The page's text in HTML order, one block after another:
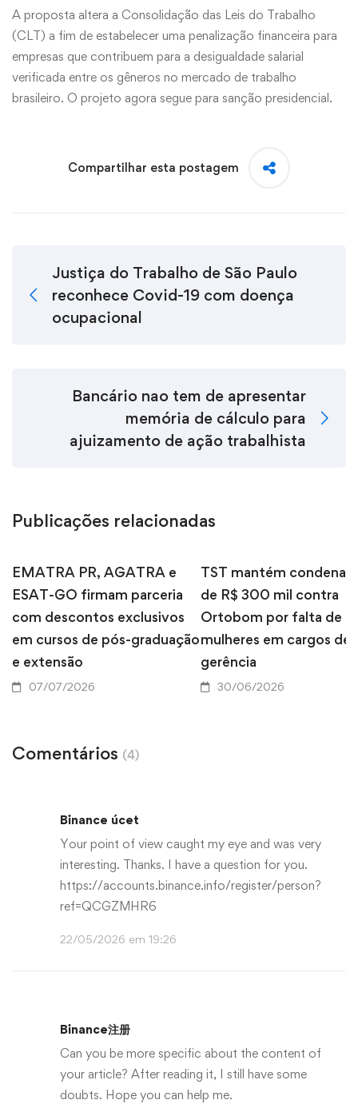
A proposta altera a Consolidação das Leis do Trabalho
(CLT) a fim de estabelecer uma penalização financeira para
empresas que contribuem para a desigualdade salarial
verificada entre os gêneros no mercado de trabalho
brasileiro. O projeto agora segue para sanção presidencial.
Compartilhar esta postagem
Justiça do Trabalho de São Paulo
reconhece Covid-19 com doença
ocupacional
Bancário nao tem de apresentar
memória de cálculo para
ajuizamento de ação trabalhista
Publicações relacionadas
EMATRA PR, AGATRA e
ESAT-GO firmam parceria
com descontos exclusivos
em cursos de pós-graduação
e extensão
07/07/2026
TST mantém
de R$ 300 mil contra
Ortobom por falta de
mulheres em cargos de
gerência
30/06/2026
Comentários (4)
Binance úcet
Your point of view caught my eye and was very
interesting. Thanks. I have a question for you.
https://accounts.binance.info/register/person?
ref=QCGZMHR6
22/05/2026 em 19:26
Binance注册
Can you be more specific about the content of
your article? After reading it, I still have some
doubts. Hope you can help me.